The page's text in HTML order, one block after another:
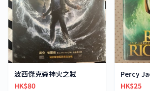
波西傑克森神火之賊
HK$80
HK$25